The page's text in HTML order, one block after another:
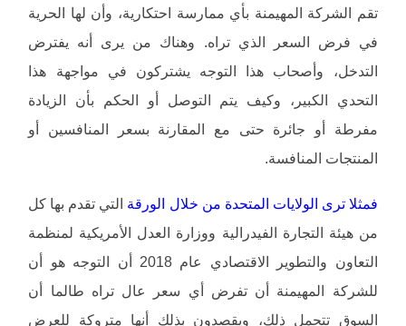
تقم الشركة المهيمنة بأي ممارسة احتكارية، وأن لها الحرية
في فرض السعر الذي تراه. وهناك من يرى أنه يفترض
التدخل، وأصحاب هذا التوجه يشتركون في مواجهة هذا
التحدي الكبير، وكيف يتم التوصل أو الحكم بأن الزيادة
مفرطة أو جائرة حتى مع المقارنة بسعر المنافسين أو
المنتجات المنافسة.
فمثلا ترى الولايات المتحدة من خلال الورقة التي تقدم بها كل
من هيئة التجارة الفيدرالية ووزارة العدل الأمريكية لمنظمة
التعاون والتطوير الاقتصادي عام 2018 أن التوجه هو أن
للشركة المهيمنة أن تفرض أي سعر عال تراه طالما أن
السوق تتحمل ذلك، ويقصدون بذلك أنها متروكة للعرض